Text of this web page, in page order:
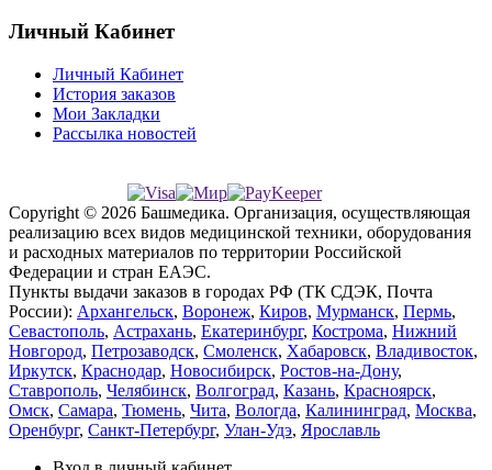
Личный Кабинет
Личный Кабинет
История заказов
Мои Закладки
Рассылка новостей
Copyright © 2026 Башмедика. Организация, осуществляющая
реализацию всех видов медицинской техники, оборудования
и расходных материалов по территории Российской
Федерации и стран ЕАЭС.
Пункты выдачи заказов в городах РФ (ТК СДЭК, Почта
России): Архангельск, Воронеж, Киров, Мурманск, Пермь,
Севастополь, Астрахань, Екатеринбург, Кострома, Нижний
Новгород, Петрозаводск, Смоленск, Хабаровск, Владивосток,
Иркутск, Краснодар, Новосибирск, Ростов-на-Дону,
Ставрополь, Челябинск, Волгоград, Казань, Красноярск,
Омск, Самара, Тюмень, Чита, Вологда, Калининград, Москва,
Оренбург, Санкт-Петербург, Улан-Удэ, Ярославль